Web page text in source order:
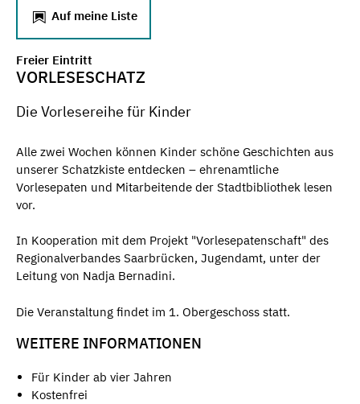
Auf meine Liste
Freier Eintritt
VORLESESCHATZ
Die Vorlesereihe für Kinder
Alle zwei Wochen können Kinder schöne Geschichten aus
unserer Schatzkiste entdecken – ehrenamtliche
Vorlesepaten und Mitarbeitende der Stadtbibliothek lesen
vor.
In Kooperation mit dem Projekt "Vorlesepatenschaft" des
Regionalverbandes Saarbrücken, Jugendamt, unter der
Leitung von Nadja Bernadini.
Die Veranstaltung findet im 1. Obergeschoss statt.
WEITERE INFORMATIONEN
Für Kinder ab vier Jahren
Kostenfrei